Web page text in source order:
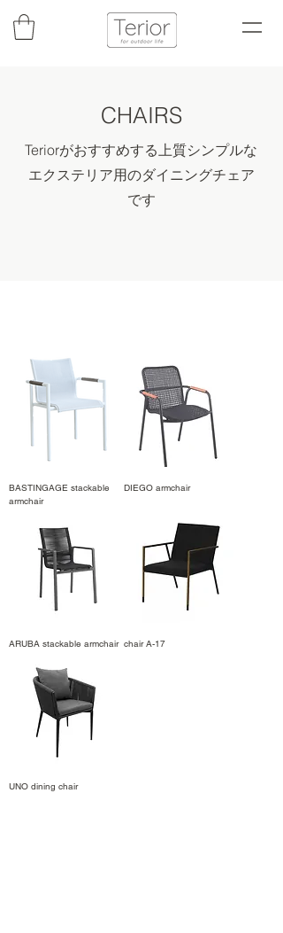
CHAIRS
Teriorがおすすめする上質シンプルな
エクステリア用のダイニングチェア
です
BASTINGAGE stackable
armchair
DIEGO armchair
ARUBA stackable armchair chair A-17
UNO dining chair